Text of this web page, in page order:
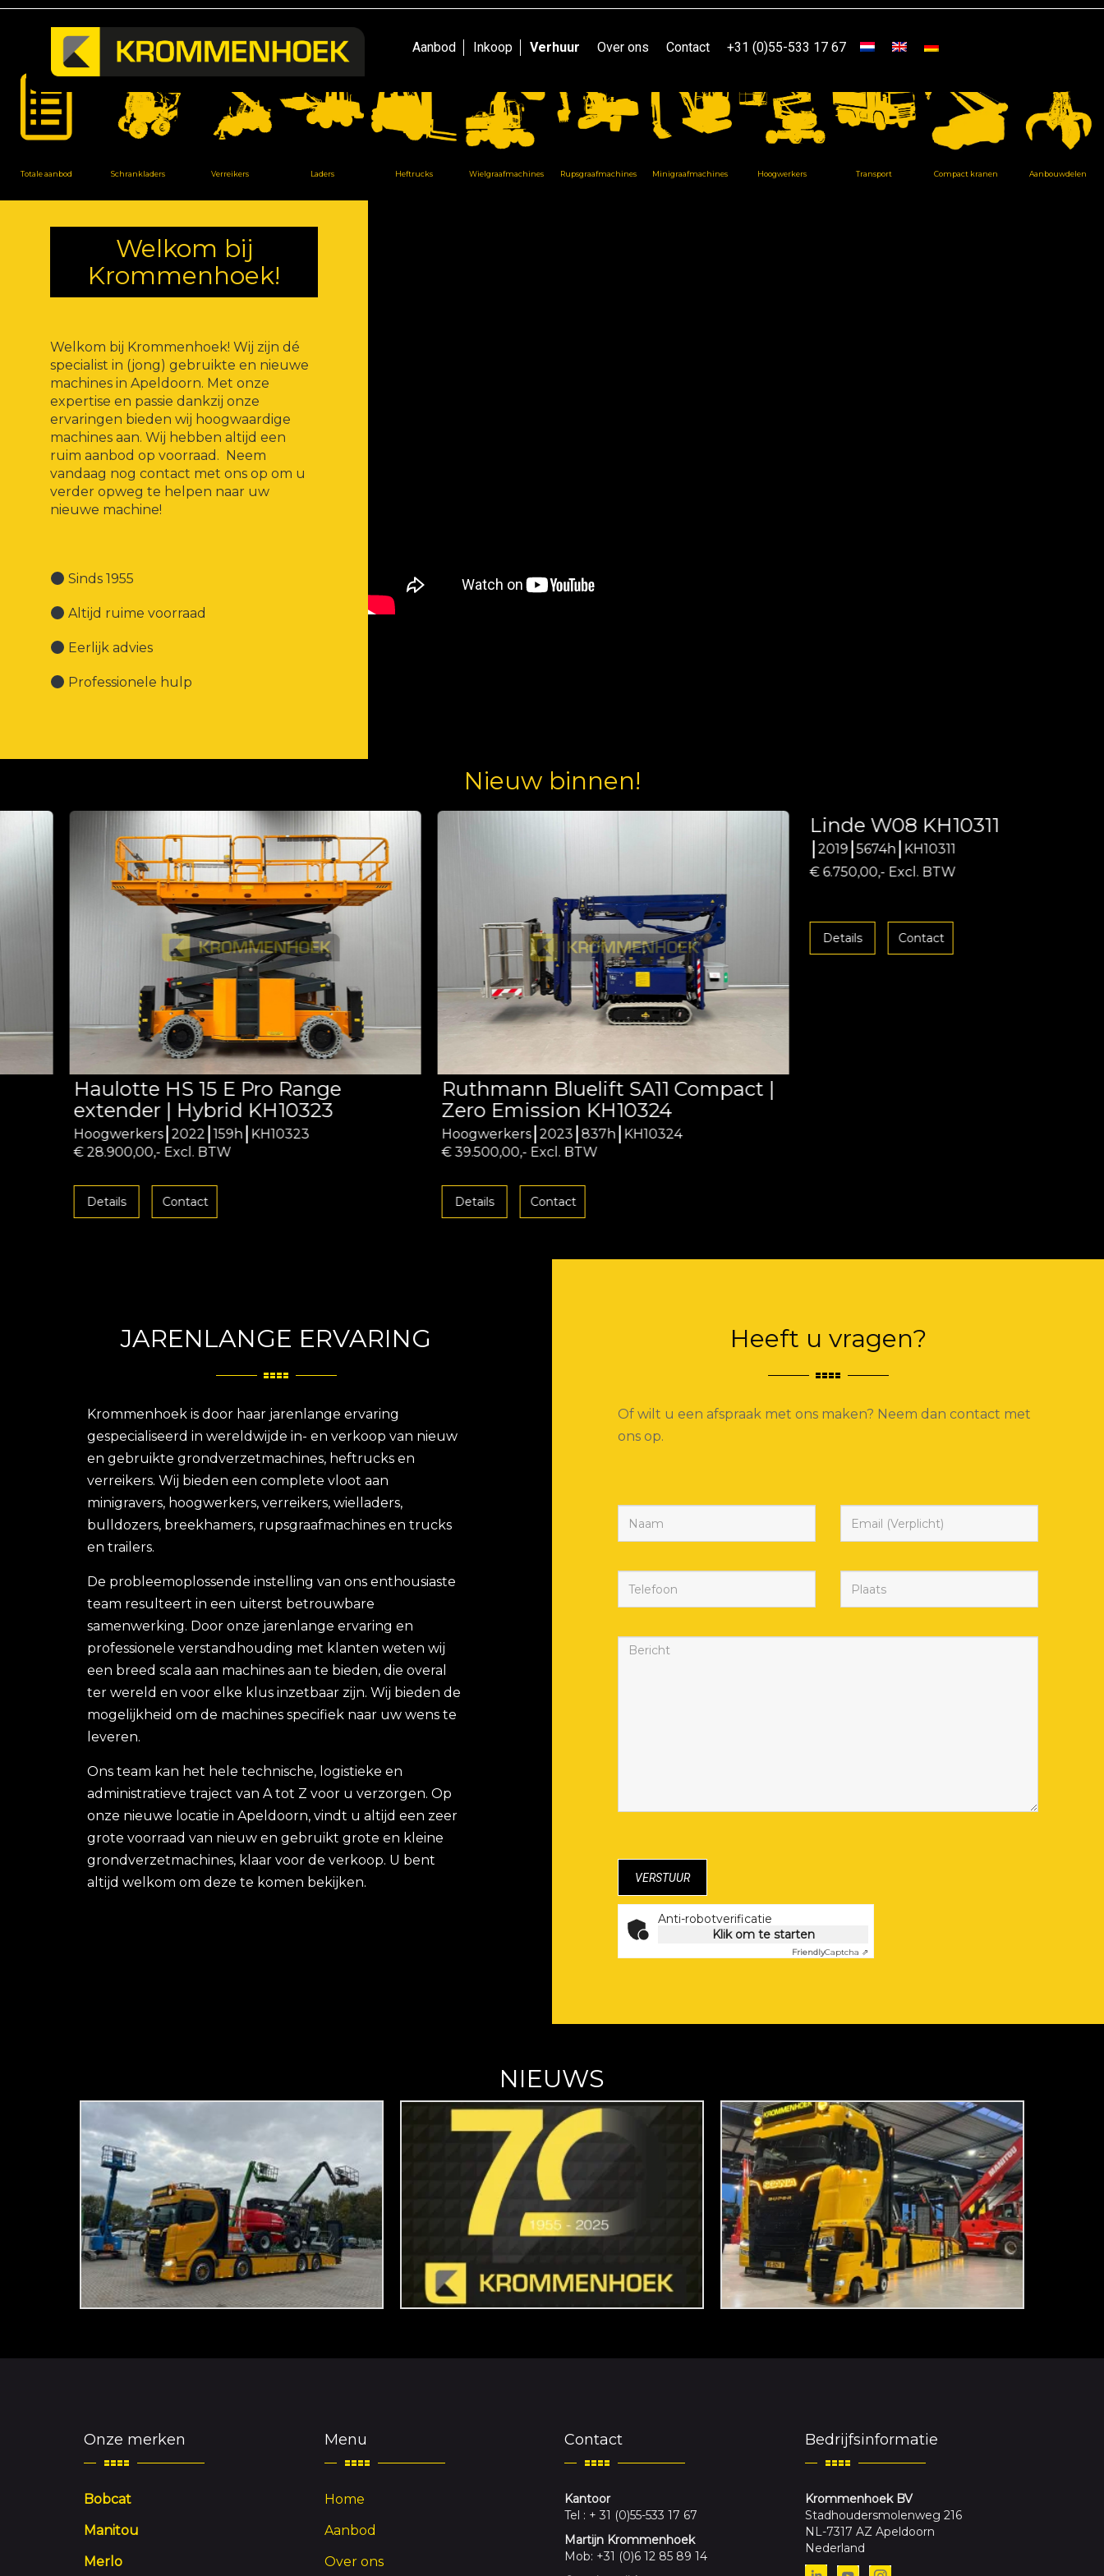
Aanbod Inkoop Verhuur Over ons Contact +31 (0)55-533 17 67
Ontdek onze ruime voorraad.
Totale aanbod Schrankladers Verreikers Laders Heftrucks Wielgraafmachines Rupsgraafmachines Minigraafmachines Hoogwerkers Transport Compact kranen Aanbouwdelen
Welkom bij
Krommenhoek!
Welkom bij Krommenhoek! Wij zijn dé
specialist in (jong) gebruikte en nieuwe
machines in Apeldoorn. Met onze
expertise en passie dankzij onze
ervaringen bieden wij hoogwaardige
machines aan. Wij hebben altijd een
ruim aanbod op voorraad. Neem
vandaag nog contact met ons op om u
verder opweg te helpen naar uw
nieuwe machine!
Sinds 1955
Altijd ruime voorraad
Eerlijk advies
Professionele hulp
Nieuw binnen!
Haulotte HS 15 E Pro Range
extender | Hybrid KH10323
Hoogwerkers 2022 159h KH10323
€ 28.900,00,- Excl. BTW
Contact
Ruthmann Bluelift SA11 Compact |
Zero Emission KH10324
Hoogwerkers 2023 837h KH10324
€ 39.500,00,- Excl. BTW
Contact
Linde W08 KH10311
JARENLANGE ERVARING
Krommenhoek is door haar jarenlange ervaring
gespecialiseerd in wereldwijde in- en verkoop van nieuw
en gebruikte grondverzetmachines, heftrucks en
verreikers. Wij bieden een complete vloot aan
minigravers, hoogwerkers, verreikers, wielladers,
bulldozers, breekhamers, rupsgraafmachines en trucks
en trailers.
De probleemoplossende instelling van ons enthousiaste
team resulteert in een uiterst betrouwbare
samenwerking. Door onze jarenlange ervaring en
professionele verstandhouding met klanten weten wij
een breed scala aan machines aan te bieden, die overal
ter wereld en voor elke klus inzetbaar zijn. Wij bieden de
mogelijkheid om de machines specifiek naar uw wens te
leveren.
Ons team kan het hele technische, logistieke en
administratieve traject van A tot Z voor u verzorgen. Op
onze nieuwe locatie in Apeldoorn, vindt u altijd een zeer
grote voorraad van nieuw en gebruikt grote en kleine
grondverzetmachines, klaar voor de verkoop. U bent
altijd welkom om deze te komen bekijken.
Heeft u vragen?
Of wilt u een afspraak met ons maken? Neem dan contact met
ons op.
Anti-robotverificatie
Klik om te starten
FriendlyCaptcha ⇗
NIEUWS
Onze merken
Bobcat
Manitou
Merlo
Menu
Home
Aanbod
Over ons
Contact
Kantoor
Tel : + 31 (0)55-533 17 67
Martijn Krommenhoek
Mob: +31 (0)6 12 85 89 14
Bedrijfsinformatie
Krommenhoek BV
Stadhoudersmolenweg 216
NL-7317 AZ Apeldoorn
Nederland